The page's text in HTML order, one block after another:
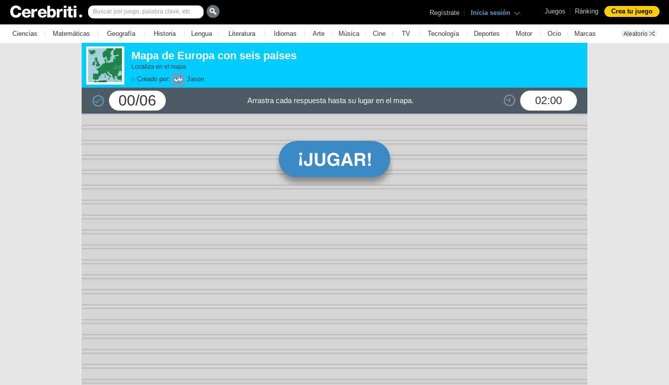
Juegos | Ránking Crea tu juego
Regístrate | Inicia sesión
Ciencias | Matemáticas | Geografía | Historia | Lengua | Literatura | Idiomas | Arte | Música | Cine | TV | Tecnología | Deportes | Motor | Ocio | Marcas
Mapa de Europa con seis países
Localiza en el mapa
Creado por: Jason
00/06 02:00
Arrastra cada respuesta hasta su lugar en el mapa.